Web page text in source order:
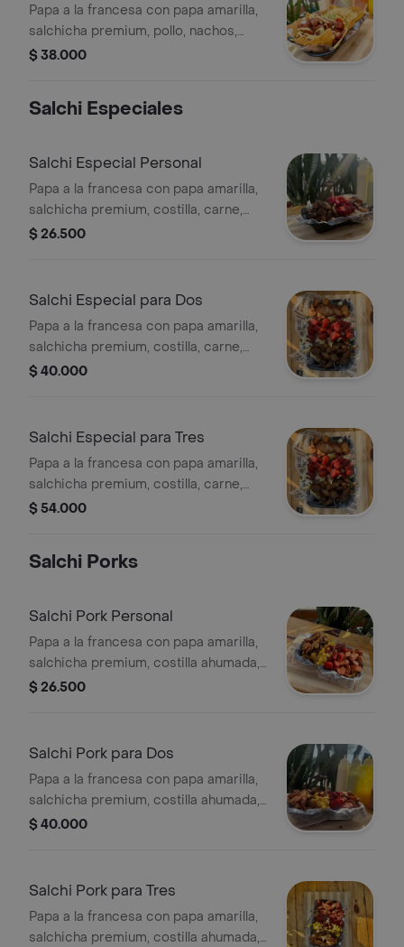
Papa a la francesa con papa amarilla,
salchicha premium, pollo, nachos,
queso mozzarella, queso cheddar y
$ 38.000
Salchi Especiales
Salchi Especial Personal
Papa a la francesa con papa amarilla,
salchicha premium, costilla, carne,
tocineta, queso mozzarella, hilos de
$ 26.500
Salchi Especial para Dos
Papa a la francesa con papa amarilla,
salchicha premium, costilla, carne,
tocineta, queso mozzarella, hilos de
$ 40.000
Salchi Especial para Tres
Papa a la francesa con papa amarilla,
salchicha premium, costilla, carne,
tocineta, queso mozzarella, hilos de
$ 54.000
Salchi Porks
Salchi Pork Personal
Papa a la francesa con papa amarilla,
salchicha premium, costilla ahumada,
carne de cerdo, tocineta, chorizo,
$ 26.500
Salchi Pork para Dos
Papa a la francesa con papa amarilla,
salchicha premium, costilla ahumada,
carne de cerdo, tocineta, chorizo,
$ 40.000
Salchi Pork para Tres
Papa a la francesa con papa amarilla,
salchicha premium, costilla ahumada,